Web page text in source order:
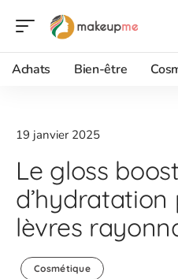
Achats Bien-être
19 janvier 2025
Le gloss
d’hydratation
lèvres
Cosmétique